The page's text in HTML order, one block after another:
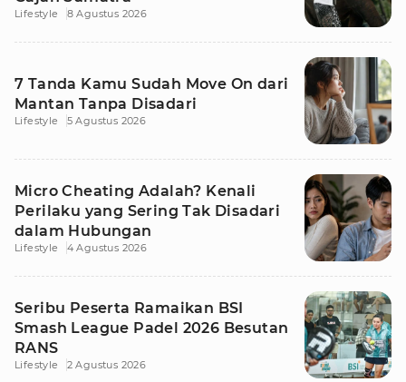
Lifestyle 8 Agustus 2026
7 Tanda Kamu Sudah Move On dari
Mantan Tanpa Disadari
Lifestyle 5 Agustus 2026
Micro Cheating Adalah? Kenali
Perilaku yang Sering Tak Disadari
dalam Hubungan
Lifestyle 4 Agustus 2026
Seribu Peserta Ramaikan BSI
Smash League Padel 2026 Besutan
RANS
Lifestyle 2 Agustus 2026